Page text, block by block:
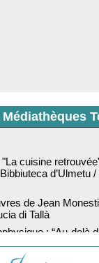
d’Ulmetu /
di Tallà
-